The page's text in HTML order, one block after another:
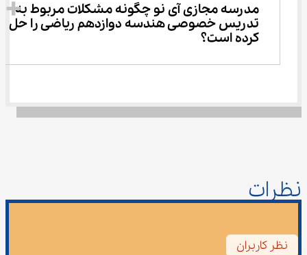
مدرسه مجازی آی نو چگونه مشکلات مربوط به
تدریس خصوصی هندسه دوازدهم ریاضی را حل
کرده است؟
نظرات
نظر کاربران